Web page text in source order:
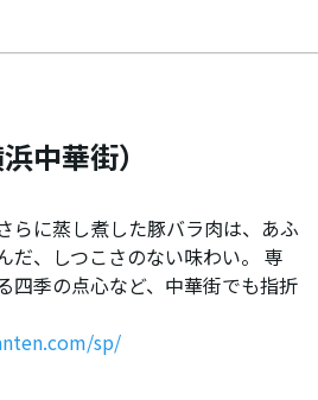
中華街）
らに蒸し煮した豚バラ肉は、あふ
だ、しつこさのない味わい。 専
四季の点心など、中華街でも指折
sp/